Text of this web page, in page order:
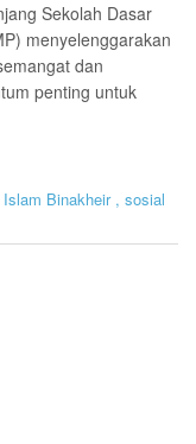
Sekolah Dasar
menyelenggarakan
dan
penting untuk
Binakheir , sosial